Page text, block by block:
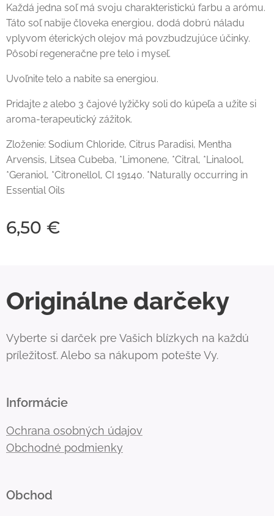
Každá jedna soľ má svoju charakteristickú farbu a arómu.
Táto soľ nabije človeka energiou, dodá dobrú náladu
vplyvom éterických olejov má povzbudzujúce účinky.
Pôsobí regeneračne pre telo i myseľ.
Uvoľnite telo a nabite sa energiou.
Pridajte 2 alebo 3 čajové lyžičky soli do kúpeľa a užite si
aroma-terapeutický zážitok.
Zloženie: Sodium Chloride, Citrus Paradisi, Mentha
Arvensis, Litsea Cubeba, *Limonene, *Citral, *Linalool,
*Geraniol, *Citronellol, CI 19140. *Naturally occurring in
Essential Oils
6,50 €
Originálne darčeky
Vyberte si darček pre Vašich blízkych na každú
príležitosť. Alebo sa nákupom potešte Vy.
Informácie
Ochrana osobných údajov
Obchodné podmienky
Obchod